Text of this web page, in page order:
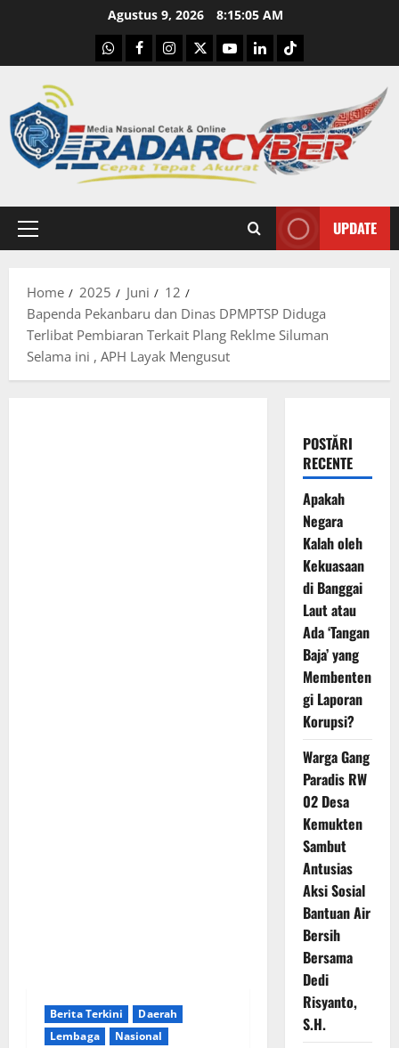
Agustus 9, 2026 8:15:06 AM
WhatsApp
Facebook
Instagram
X YoutubelinkedinTiktok
Primary
UPDATE
Home 2025 Juni
12
Bapenda Pekanbaru dan Dinas DPMPTSP Diduga
Terlibat Pembiaran Terkait Plang Reklme Siluman
Selama ini , APH Layak Mengusut
Berita Terkini
Daerah
Lembaga
Nasional
POSTĂRI
RECENTE
Apakah
Negara
Kalah oleh
Kekuasaan
di Banggai
Laut atau
Ada ‘Tangan
Baja’ yang
Membenten
gi Laporan
Korupsi?
Warga Gang
Paradis RW
02 Desa
Kemukten
Sambut
Antusias
Aksi Sosial
Bantuan Air
Bersih
Bersama
Dedi
Risyanto,
S.H.